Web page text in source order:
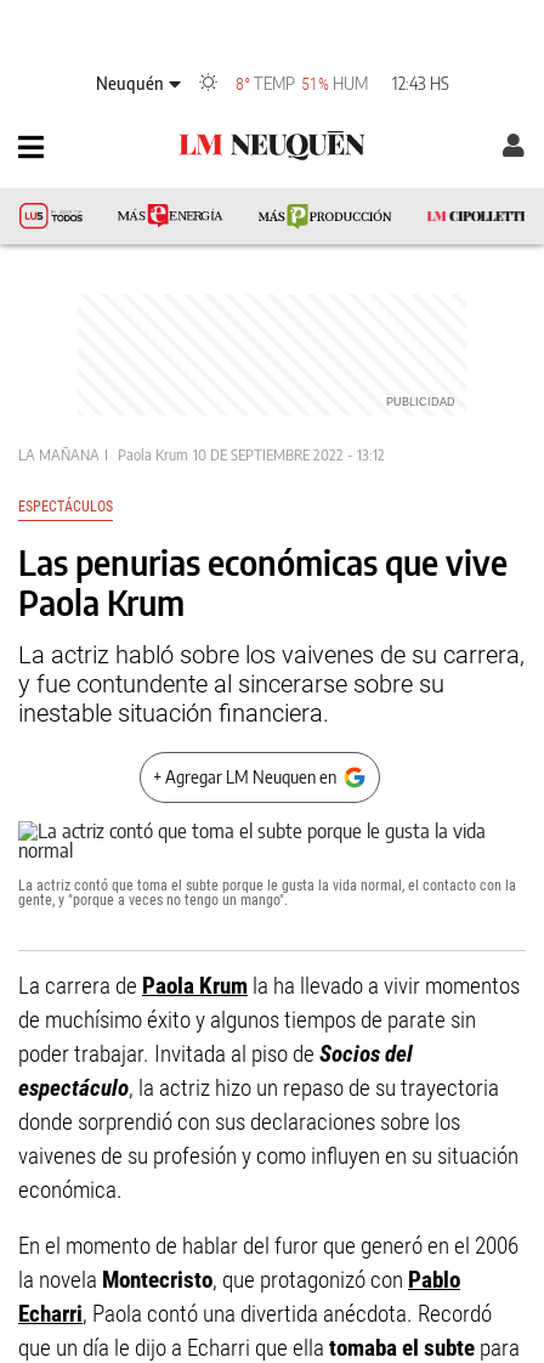
Neuquén 8° TEMP 51% HUM 12:43 HS
LA MAÑANA Paola Krum 10 DE SEPTIEMBRE 2022 - 13:12
ESPECTÁCULOS
Las penurias económicas que vive
Paola Krum
La actriz habló sobre los vaivenes de su carrera,
y fue contundente al sincerarse sobre su
inestable situación financiera.
+ Agregar LM Neuquen en
La actriz contó que toma el subte porque le gusta la vida normal, el contacto con la
gente, y "porque a veces no tengo un mango".
La carrera de Paola Krum la ha llevado a vivir momentos
de muchísimo éxito y algunos tiempos de parate sin
poder trabajar. Invitada al piso de Socios del
espectáculo, la actriz hizo un repaso de su trayectoria
donde sorprendió con sus declaraciones sobre los
vaivenes de su profesión y como influyen en su situación
económica.
En el momento de hablar del furor que generó en el 2006
la novela Montecristo, que protagonizó con Pablo
Echarri, Paola contó una divertida anécdota. Recordó
que un día le dijo a Echarri que ella tomaba el subte para